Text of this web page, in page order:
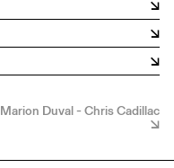
Marion Duval - Chris Cadillac